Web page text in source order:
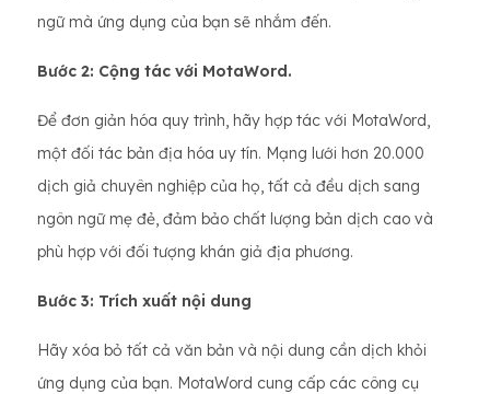
ngữ mà ứng dụng của bạn sẽ nhắm đến.
Bước 2: Cộng tác với MotaWord.
Để đơn giản hóa quy trình, hãy hợp tác với MotaWord,
một đối tác bản địa hóa uy tín. Mạng lưới hơn 20.000
dịch giả chuyên nghiệp của họ, tất cả đều dịch sang
ngôn ngữ mẹ đẻ, đảm bảo chất lượng bản dịch cao và
phù hợp với đối tượng khán giả địa phương.
Bước 3: Trích xuất nội dung
Hãy xóa bỏ tất cả văn bản và nội dung cần dịch khỏi
ứng dụng của bạn. MotaWord cung cấp các công cụ